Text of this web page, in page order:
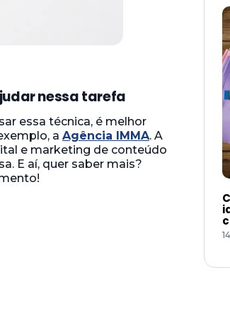
nessa tarefa
essa técnica, é melhor
a Agência IMMA. A
e marketing de conteúdo
E aí, quer saber mais?